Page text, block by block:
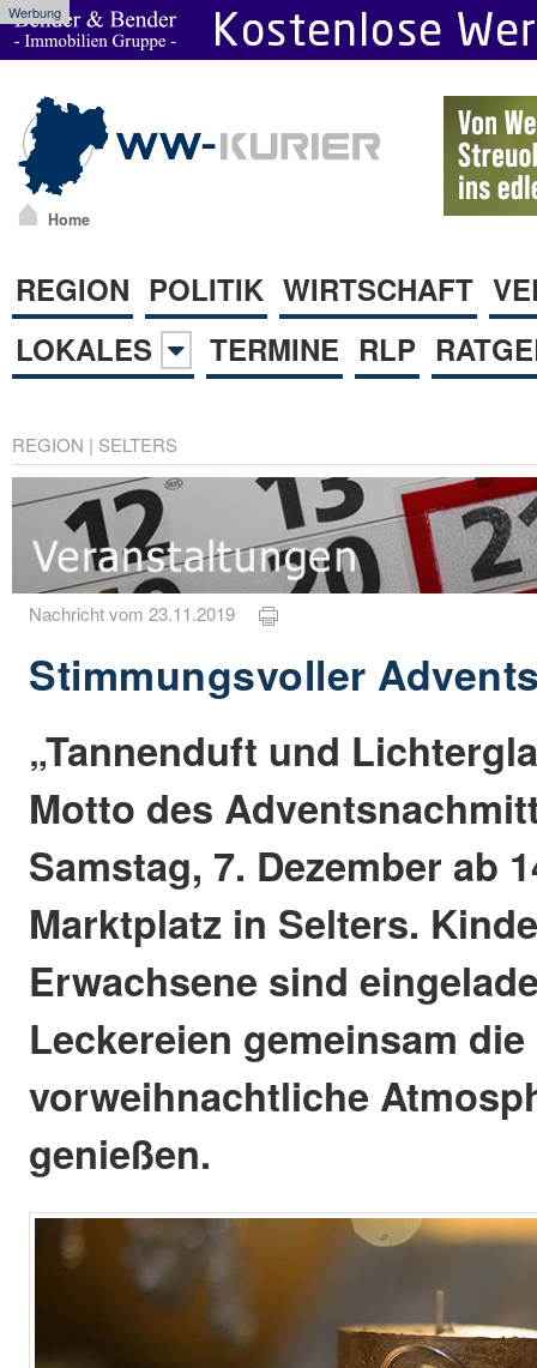
Werbung
Home
REGION POLITIK WIRTSCHAFT
LOKALES
TERMINE RLP
REGION | SELTERS
Nachricht vom 23.11.2019
Stimmungsvoller
„Tannenduft und
Motto des
Samstag, 7. Dezember ab
Marktplatz in Selters.
Erwachsene sind
Leckereien gemeinsam die
vorweihnachtliche
genießen.